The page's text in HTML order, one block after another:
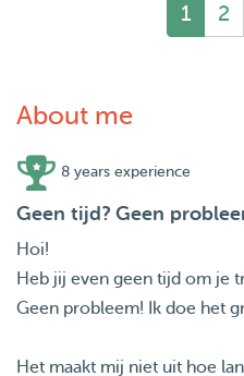
1 2
About me
8 years experience
Geen tijd? Geen
Hoi!
Heb jij even geen tijd om je
Geen probleem! Ik doe het
Het maakt mij niet uit hoe